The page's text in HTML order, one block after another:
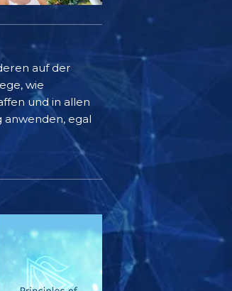
auf der
wie
und in allen
anwenden, egal